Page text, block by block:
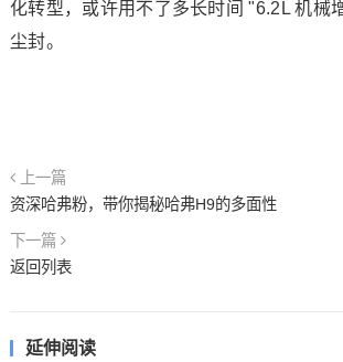
化转型，或许用不了多长时间 "6.2L 机械
尘封。
上一篇
资深哈弗粉，带你揭秘哈弗H9的多面性
下一篇
返回列表
延伸阅读